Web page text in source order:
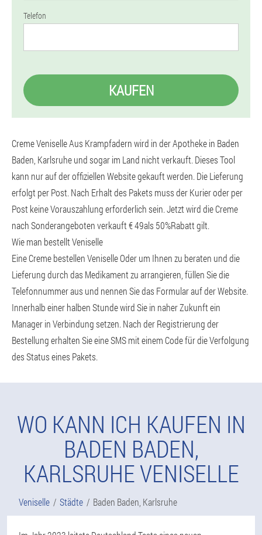
Telefon
KAUFEN
Creme Veniselle Aus Krampfadern wird in der Apotheke in Baden
Baden, Karlsruhe und sogar im Land nicht verkauft. Dieses Tool
kann nur auf der offiziellen Website gekauft werden. Die Lieferung
erfolgt per Post. Nach Erhalt des Pakets muss der Kurier oder per
Post keine Vorauszahlung erforderlich sein. Jetzt wird die Creme
nach Sonderangeboten verkauft € 49als 50%Rabatt gilt.
Wie man bestellt Veniselle
Eine Creme bestellen Veniselle Oder um Ihnen zu beraten und die
Lieferung durch das Medikament zu arrangieren, füllen Sie die
Telefonnummer aus und nennen Sie das Formular auf der Website.
Innerhalb einer halben Stunde wird Sie in naher Zukunft ein
Manager in Verbindung setzen. Nach der Registrierung der
Bestellung erhalten Sie eine SMS mit einem Code für die Verfolgung
des Status eines Pakets.
WO KANN ICH KAUFEN IN
BADEN BADEN,
KARLSRUHE VENISELLE
Veniselle Städte Baden Baden, Karlsruhe